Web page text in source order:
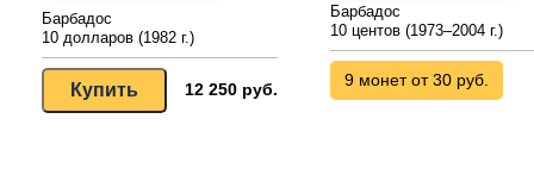
Барбадос
10 долларов (1982 г.)
12 250 руб.
Барбадос
10 центов (1973–2004 г.)
9 монет от 30 руб.